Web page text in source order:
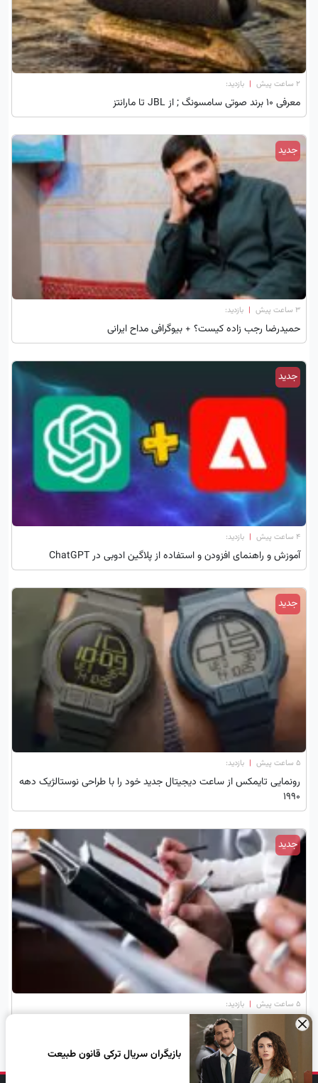
۲ ساعت پیش | بازدید:
معرفی 10 برند صوتی سامسونگ ; از JBL تا مارانتز
جدید
۳ ساعت پیش | بازدید:
حمیدرضا رجب‌ زاده کیست؟ + بیوگرافی مداح ایرانی
جدید
۴ ساعت پیش | بازدید:
آموزش و راهنمای افزودن و استفاده از پلاگین ادوبی در ChatGPT
جدید
۵ ساعت پیش | بازدید:
رونمایی تایمکس از ساعت‌ دیجیتال جدید خود را با طراحی نوستالژیک دهه
1990
جدید
۵ ساعت پیش | بازدید:
متن و جملات زیبا برای تبریک روز خبرنگار×
بازیگران سریال ترکی قانون طبیعت